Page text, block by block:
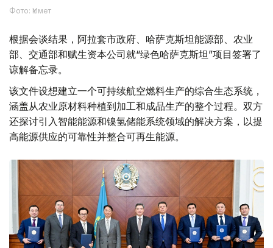
Фото: Үкімет
根据会谈结果，阿拉套市政府、哈萨克斯坦能源部、农业
部、交通部和赋生资本公司就“绿色哈萨克斯坦”项目签署了
谅解备忘录。
该文件设想建立一个可持续航空燃料生产的综合生态系统，
涵盖从农业原材料种植到加工和成品生产的整个过程。双方
还探讨引入智能能源和镍氢储能系统领域的解决方案，以提
高能源供应的可靠性并整合可再生能源。